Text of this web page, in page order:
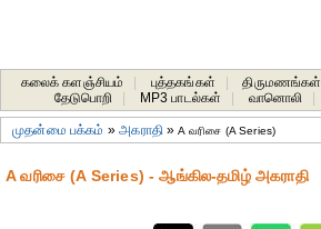
கலைக் களஞ்சியம் புத்தகங்கள் திருமணங்கள்
தேடுபொறி
MP3 பாடல்கள் வானொலி
முதன்மை பக்கம் »அகராதி»A வரிசை (A Series)
A வரிசை (A Series) - ஆங்கில-தமிழ் அகராதி